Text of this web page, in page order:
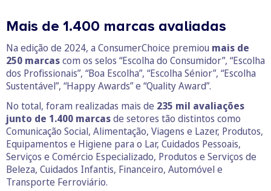
Mais de 1.400 marcas avaliadas
Na edição de 2024, a ConsumerChoice premiou mais de
250 marcascom os selos “Escolha do Consumidor”, “Escolha
dos Profissionais”, “Boa Escolha”, “Escolha Sénior”, “Escolha
Sustentável”, “Happy Awards” e “Quality Award”.
No total, foram realizadas mais de 235 mil avaliações
junto de 1.400 marcasde setores tão distintos como
Comunicação Social, Alimentação, Viagens e Lazer, Produtos,
Equipamentos e Higiene para o Lar, Cuidados Pessoais,
Serviços e Comércio Especializado, Produtos e Serviços de
Beleza, Cuidados Infantis, Financeiro, Automóvel e
Transporte Ferroviário.